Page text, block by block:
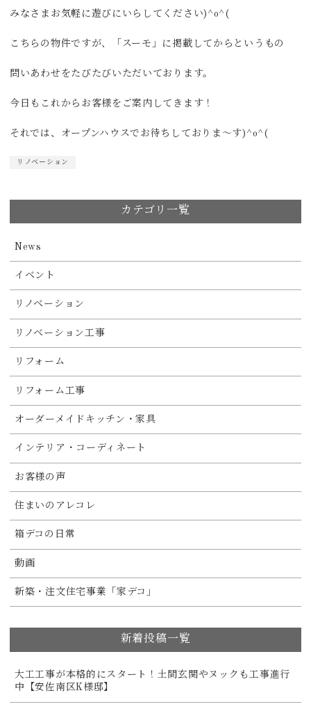
みなさまお気軽に遊びにいらしてください)^o^(
こちらの物件ですが、「スーモ」に掲載してからというもの
問いあわせをたびたびいただいております。
今日もこれからお客様をご案内してきます！
それでは、オープンハウスでお待ちしておりま〜す)^o^(
リノベーション
カテゴリ一覧
News
イベント
リノベーション
リノベーション工事
リフォーム
リフォーム工事
オーダーメイドキッチン・家具
インテリア・コーディネート
お客様の声
住まいのアレコレ
箱デコの日常
動画
新築・注文住宅事業「家デコ」
新着投稿一覧
大工工事が本格的にスタート！土間玄関やヌックも工事進行
中【安佐南区K様邸】